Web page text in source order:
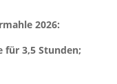
2026:
für 3,5 Stunden;